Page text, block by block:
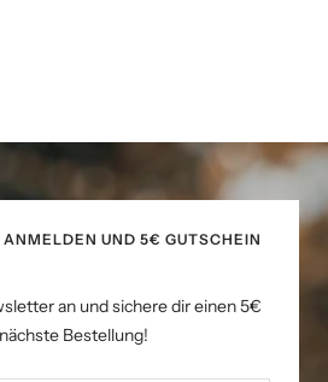
UND 5€ GUTSCHEIN
an und sichere dir einen 5€
Bestellung!